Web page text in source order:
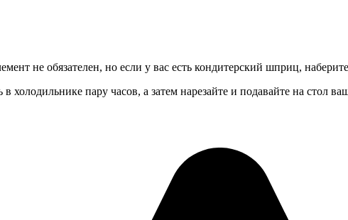
не обязателен, но если у вас есть кондитерский шприц,
в холодильнике пару часов, а затем нарезайте и подавайте на стол